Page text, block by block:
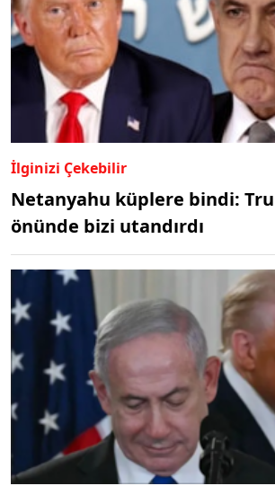
İlginizi Çekebilir
Netanyahu küplere bindi:
önünde bizi utandırdı